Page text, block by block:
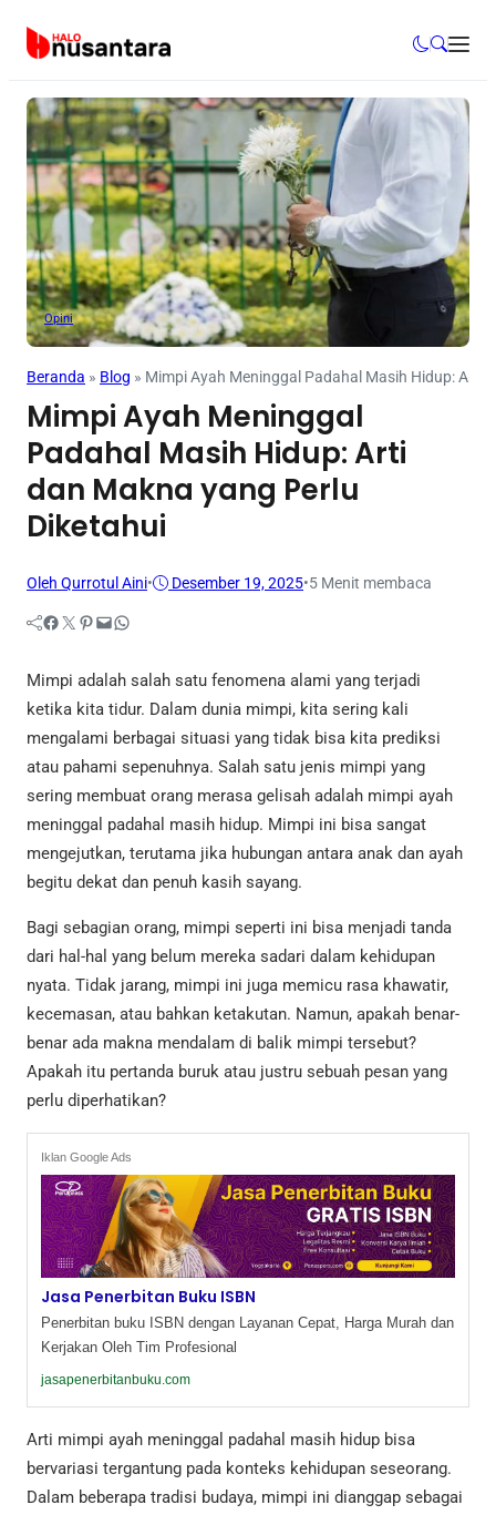
Opini
Beranda » Blog » Mimpi Ayah Meninggal Padahal Masih Hidup: Arti
Mimpi Ayah Meninggal
Padahal Masih Hidup: Arti
dan Makna yang Perlu
Diketahui
Oleh Qurrotul Aini• Desember 19, 2025•5 Menit membaca
Facebook Twitter Pinterest Mail WhatsApp
Mimpi adalah salah satu fenomena alami yang terjadi
ketika kita tidur. Dalam dunia mimpi, kita sering kali
mengalami berbagai situasi yang tidak bisa kita prediksi
atau pahami sepenuhnya. Salah satu jenis mimpi yang
sering membuat orang merasa gelisah adalah mimpi ayah
meninggal padahal masih hidup. Mimpi ini bisa sangat
mengejutkan, terutama jika hubungan antara anak dan ayah
begitu dekat dan penuh kasih sayang.
Bagi sebagian orang, mimpi seperti ini bisa menjadi tanda
dari hal-hal yang belum mereka sadari dalam kehidupan
nyata. Tidak jarang, mimpi ini juga memicu rasa khawatir,
kecemasan, atau bahkan ketakutan. Namun, apakah benar-
benar ada makna mendalam di balik mimpi tersebut?
Apakah itu pertanda buruk atau justru sebuah pesan yang
perlu diperhatikan?
Iklan Google Ads
Jasa Penerbitan Buku ISBN
Penerbitan buku ISBN dengan Layanan Cepat, Harga Murah dan
Kerjakan Oleh Tim Profesional
jasapenerbitanbuku.com
Arti mimpi ayah meninggal padahal masih hidup bisa
bervariasi tergantung pada konteks kehidupan seseorang.
Dalam beberapa tradisi budaya, mimpi ini dianggap sebagai